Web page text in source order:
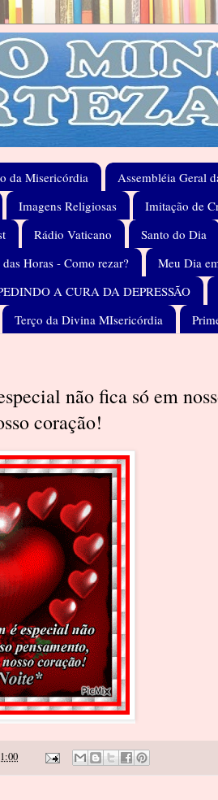
da Misericórdia Assembléia Geral
Imagens Religiosas Imitação de
Rádio Vaticano Santo do Dia
Horas - Como rezar?
Meu Dia
A CURA DA DEPRESSÃO
Terço da Divina MIsericórdia
não fica só em
coração!